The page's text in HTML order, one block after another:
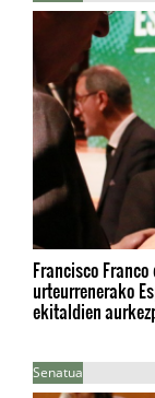
Francisco
urteurrenerako
ekitaldien
Senatua